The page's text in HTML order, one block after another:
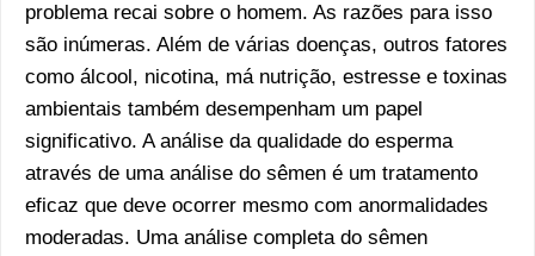
problema recai sobre o homem. As razões para isso
são inúmeras. Além de várias doenças, outros fatores
como álcool, nicotina, má nutrição, estresse e toxinas
ambientais também desempenham um papel
significativo. A análise da qualidade do esperma
através de uma análise do sêmen é um tratamento
eficaz que deve ocorrer mesmo com anormalidades
moderadas. Uma análise completa do sêmen